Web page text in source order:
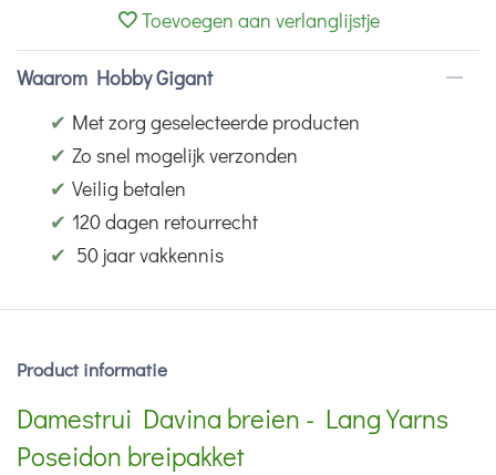
Toevoegen aan verlanglijstje
Waarom Hobby Gigant
✔ Met zorg geselecteerde producten
✔ Zo snel mogelijk verzonden
✔ Veilig betalen
✔ 120 dagen retourrecht
✔ 50 jaar vakkennis
Product informatie
Damestrui Davina breien - Lang Yarns
Poseidon breipakket